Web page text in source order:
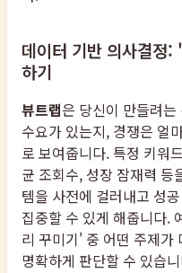
데이터 기반 의사결정
하기
뷰트랩은 당신이 만들려
수요가 있는지, 경쟁은 얼
로 보여줍니다. 특정 키워
균 조회수, 성장 잠재력 등
템을 사전에 걸러내고 성
집중할 수 있게 해줍니다.
리 꾸미기' 중 어떤 주제가
명확하게 판단할 수 있습